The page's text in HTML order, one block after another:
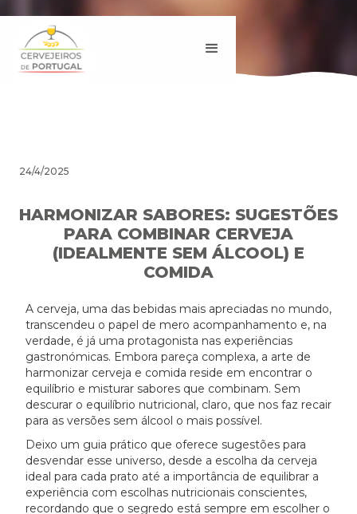
24/4/2025
HARMONIZAR SABORES: SUGESTÕES
PARA COMBINAR CERVEJA
(IDEALMENTE SEM ÁLCOOL) E
COMIDA
A cerveja, uma das bebidas mais apreciadas no mundo,
transcendeu o papel de mero acompanhamento e, na
verdade, é já uma protagonista nas experiências
gastronómicas. Embora pareça complexa, a arte de
harmonizar cerveja e comida reside em encontrar o
equilíbrio e misturar sabores que combinam. Sem
descurar o equilíbrio nutricional, claro, que nos faz recair
para as versões sem álcool o mais possível.
Deixo um guia prático que oferece sugestões para
desvendar esse universo, desde a escolha da cerveja
ideal para cada prato até a importância de equilibrar a
experiência com escolhas nutricionais conscientes,
recordando que o segredo está sempre em escolher o